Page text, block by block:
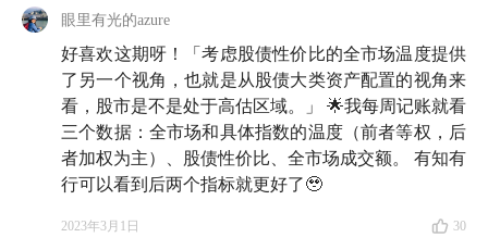
眼里有光的azure
好喜欢这期呀！「考虑股债性价比的全市场温度提供
了另一个视角，也就是从股债大类资产配置的视角来
看，股市是不是处于高估区域。」 🌟我每周记账就看
三个数据：全市场和具体指数的温度（前者等权，后
者加权为主）、股债性价比、全市场成交额。 有知有
行可以看到后两个指标就更好了🥹
2023年3月1日 30